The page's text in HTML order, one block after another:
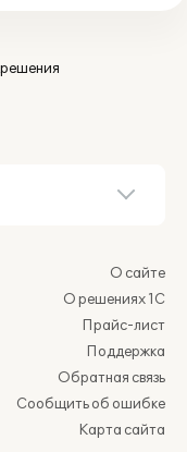
О сайте
О решениях 1С
Прайс-лист
Поддержка
Обратная связь
Сообщить об ошибке
Карта сайта